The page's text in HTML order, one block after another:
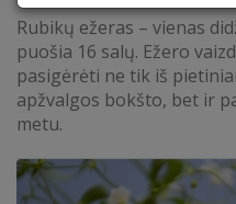
Rubikų ežeras – vienas
puošia 16 salų. Ežero
pasigėrėti ne tik iš
apžvalgos bokšto, bet ir
metu.